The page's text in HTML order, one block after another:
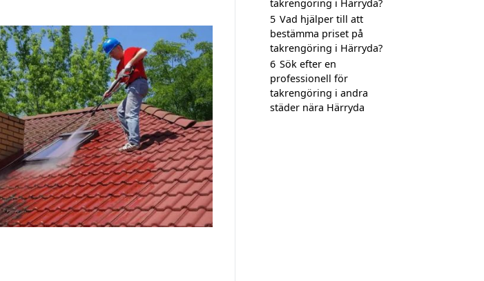
takrengöring i Härryda?
5 Vad hjälper till att
bestämma priset på
takrengöring i Härryda?
6 Sök efter en
professionell för
takrengöring i andra
städer nära Härryda